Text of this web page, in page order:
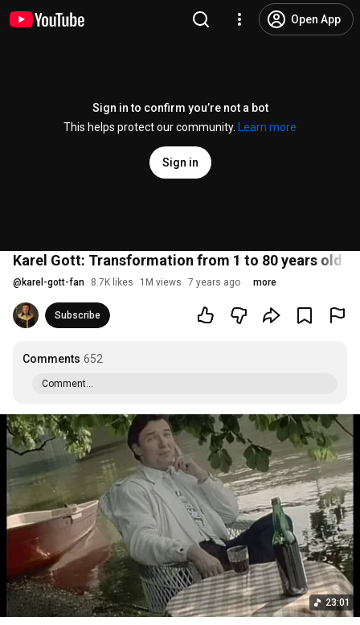
Open App
Sign in to confirm you’re not a bot
This helps protect our community.
Learn more
Sign in
Karel Gott: Transformation from 1 to 80 years old /
@ karel-gott-fan 8.7K likes 1M views 7 years ago more
Subscribe
Comments 652
Comment...
23:01